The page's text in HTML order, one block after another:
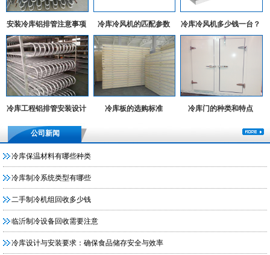
安装冷库铝排管注意事项 冷库冷风机的匹配参数 冷库冷风机多少钱一台？
冷库工程铝排管安装设计
冷库板的选购标准 冷库门的种类和特点
公司新闻
冷库保温材料有哪些种类
冷库制冷系统类型有哪些
二手制冷机组回收多少钱
临沂制冷设备回收需要注意
冷库设计与安装要求：确保食品储存安全与效率